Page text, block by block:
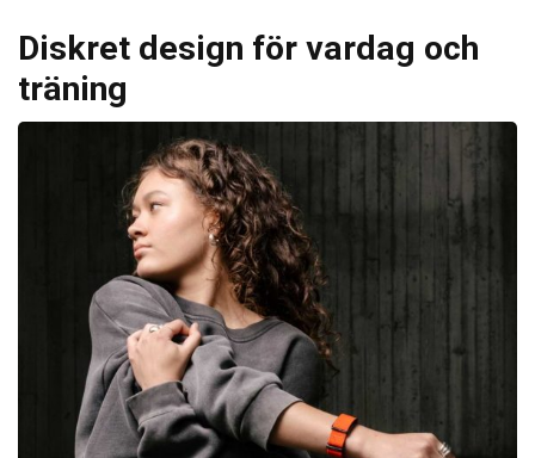
Diskret design för vardag och
träning